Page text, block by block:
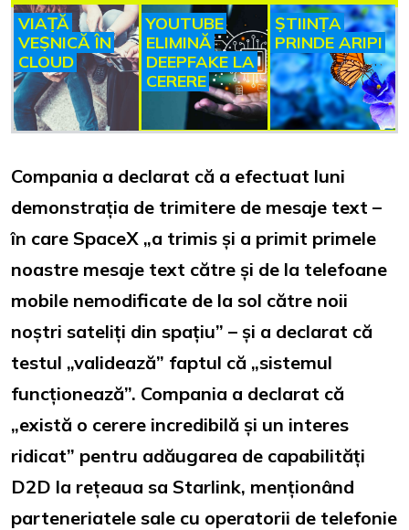
VIAȚĂ
VEȘNICĂ ÎN
CLOUD
YOUTUBE
ELIMINĂ
DEEPFAKE LA
CERERE
ȘTIINȚA
PRINDE ARIPI
Compania a declarat că a efectuat luni
demonstrația de trimitere de mesaje text –
în care SpaceX „a trimis și a primit primele
noastre mesaje text către și de la telefoane
mobile nemodificate de la sol către noii
noștri sateliți din spațiu” – și a declarat că
testul „validează” faptul că „sistemul
funcționează”. Compania a declarat că
„există o cerere incredibilă și un interes
ridicat” pentru adăugarea de capabilități
D2D la rețeaua sa Starlink, menționând
parteneriatele sale cu operatorii de telefonie